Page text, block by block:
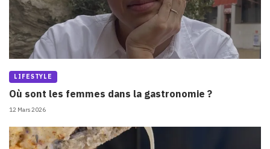
LIFESTYLE
Où sont les femmes dans la gastronomie ?
12 Mars 2026